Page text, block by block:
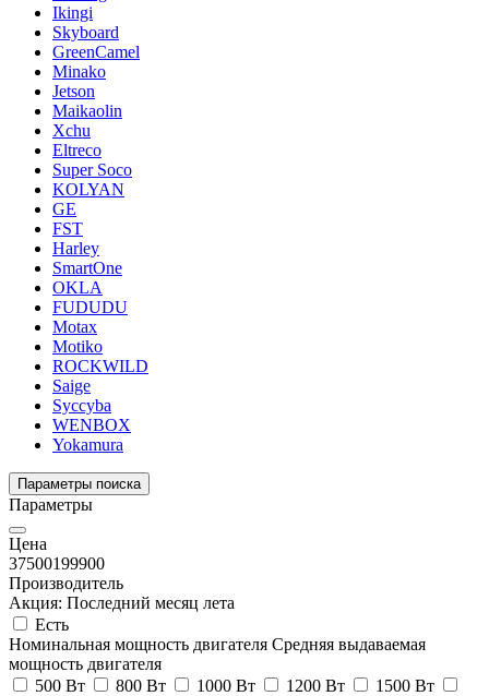
Ikingi
Skyboard
GreenCamel
Minako
Jetson
Maikaolin
Xchu
Eltreco
Super Soco
KOLYAN
GE
FST
Harley
SmartOne
OKLA
FUDUDU
Motax
Motiko
ROCKWILD
Saige
Syccyba
WENBOX
Yokamura
Параметры поиска
Параметры
Цена
37500199900
Производитель
Акция: Последний месяц лета
Есть
Номинальная мощность двигателя Средняя выдаваемая
мощность двигателя
500 Вт
800 Вт 1000 Вт 1200 Вт
1500 Вт